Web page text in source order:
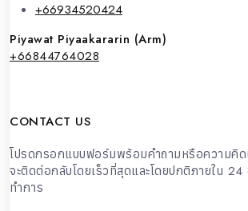
+66934520424
Piyawat Piyaakararin (Arm)
+66844764028
CONTACT US
โปรดกรอกแบบฟอร์มพร้อมคำถามหรือความคิ
จะติดต่อกลับโดยเร็วที่สุดและโดยปกติภายใน 24
ทำการ